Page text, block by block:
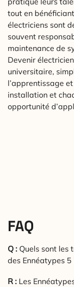
tout en
électriciens sont
souvent
maintenance de
Devenir
universitaire,
l’apprentissage
installation et
opportunité
FAQ
Q : Quels sont les
des Ennéatypes 5
R : Les